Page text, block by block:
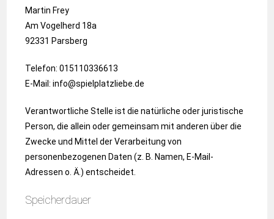
Martin Frey
Am Vogelherd 18a
92331 Parsberg
Telefon: 015110336613
E-Mail: info@spielplatzliebe.de
Verantwortliche Stelle ist die natürliche oder juristische
Person, die allein oder gemeinsam mit anderen über die
Zwecke und Mittel der Verarbeitung von
personenbezogenen Daten (z. B. Namen, E-Mail-
Adressen o. Ä.) entscheidet.
Speicherdauer